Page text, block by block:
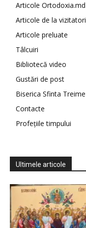
Articole Ortodoxia.md
Articole de la vizitatori
Articole preluate
Tâlcuiri
Bibliotecă video
Gustări de post
Biserica Sfinta Treime
Contacte
Profețiile timpului
Ultimele articole